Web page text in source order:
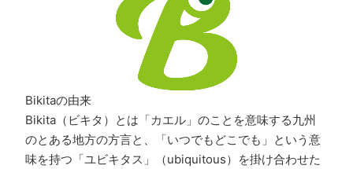
Bikitaの由来
Bikita（ビキタ）とは「カエル」のことを意味する九州
のとある地方の方言と、「いつでもどこでも」という意
味を持つ「ユビキタス」（ubiquitous）を掛け合わせた